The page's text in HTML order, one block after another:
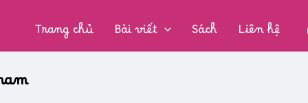
Trang chủ Bài viết Sách Liên hệ